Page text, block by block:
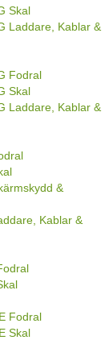
Skal
Laddare, Kablar &
Fodral
Skal
Laddare, Kablar &
&
Kablar &
Fodral
Skal